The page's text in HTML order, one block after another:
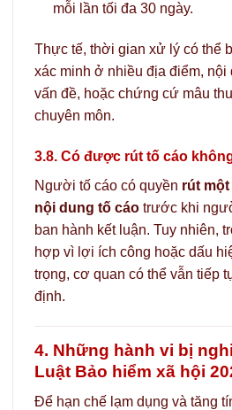
mỗi lần tối đa 30 ngày.
Thực tế, thời gian xử lý có thể
xác minh ở nhiều địa điểm, nội
vấn đề, hoặc chứng cứ mâu
chuyên môn.
3.8. Có được rút tố cáo
Người tố cáo có quyền rút
nội dung tố cáo trước khi
ban hành kết luận. Tuy nhiên,
hợp vì lợi ích công hoặc dấu
trọng, cơ quan có thể vẫn tiếp
định.
4. Những hành vi bị
Luật Bảo hiểm xã hội
Để hạn chế lạm dụng và tăng